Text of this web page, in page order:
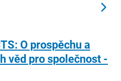
O prospěchu a
věd pro společnost -